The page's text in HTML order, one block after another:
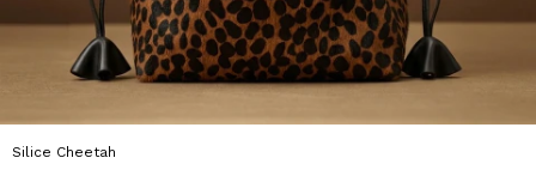
Silice Cheetah